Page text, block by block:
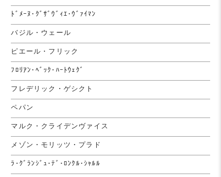
ﾄﾞﾒｰﾇ･ｸﾞｻﾞｳﾞｨｴ･ｳﾞｧｲﾏﾝ
バジル・ウェール
ピエール・フリック
ﾌﾛﾘｱﾝ･ﾍﾞｯｸ･ﾊｰﾄｳｪｸﾞ
フレデリック・ゲシクト
ペパン
マルク・クライデンヴァイス
メゾン・モリッツ・プラド
ﾗ･ｸﾞﾗﾝｼﾞｭ･ﾃﾞ･ﾛﾝｸﾙ･ｼｬﾙﾙ